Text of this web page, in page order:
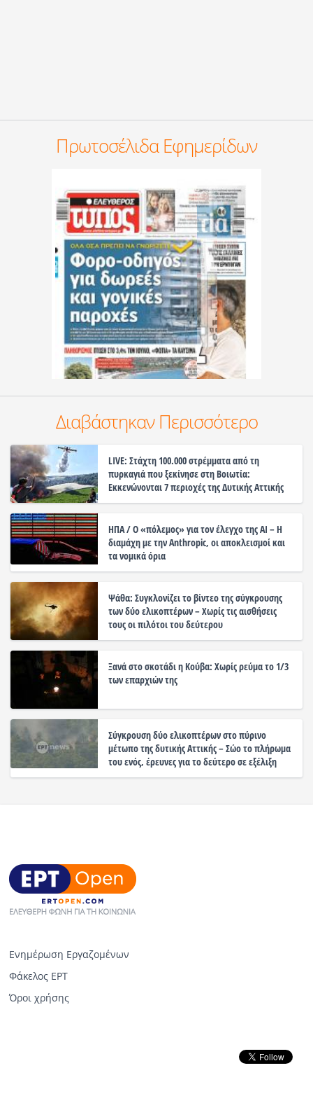
Πρωτοσέλιδα Εφημερίδων
Διαβάστηκαν Περισσότερο
LIVE: Στάχτη 100.000 στρέμματα από τη
πυρκαγιά που ξεκίνησε στη Βοιωτία:
Εκκενώνονται 7 περιοχές της Δυτικής Αττικής
ΗΠΑ / Ο «πόλεμος» για τον έλεγχο της ΑΙ – Η
διαμάχη με την Anthropic, οι αποκλεισμοί και
τα νομικά όρια
Ψάθα: Συγκλονίζει το βίντεο της σύγκρουσης
των δύο ελικοπτέρων – Χωρίς τις αισθήσεις
τους οι πιλότοι του δεύτερου
Ξανά στο σκοτάδι η Κούβα: Χωρίς ρεύμα το 1/3
των επαρχιών της
Σύγκρουση δύο ελικοπτέρων στο πύρινο
μέτωπο της δυτικής Αττικής – Σώο το πλήρωμα
του ενός, έρευνες για το δεύτερο σε εξέλιξη
Ενημέρωση Εργαζομένων
Φάκελος ΕΡΤ
Όροι χρήσης